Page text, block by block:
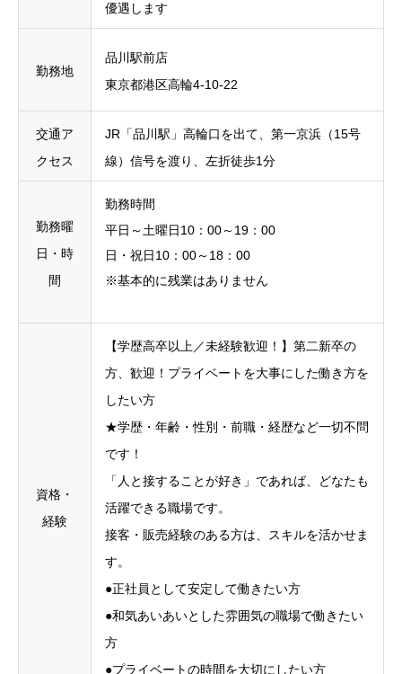
優遇します
勤務地
品川駅前店
東京都港区高輪4-10-22
交通ア
クセス
JR「品川駅」高輪口を出て、第一京浜（15号
線）信号を渡り、左折徒歩1分
勤務曜
日・時
間
勤務時間
平日～土曜日10 ： 00～ 19 ： 00
日・祝日10 ： 00～ 18 ： 00
※基本的に残業はありません
資格・
経験
【学歴高卒以上／未経験歓迎！】第二新卒の
方、歓迎！プライベートを大事にした働き方を
したい方
★学歴・年齢・性別・前職・経歴など一切不問
です！
「人と接することが好き」であれば、どなたも
活躍できる職場です。
接客・販売経験のある方は、スキルを活かせま
す。
●正社員として安定して働きたい方
●和気あいあいとした雰囲気の職場で働きたい
方
●プライベートの時間を大切にしたい方